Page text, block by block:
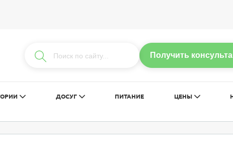
Получить
ДОСУГ ПИТАНИЕ ЦЕНЫ